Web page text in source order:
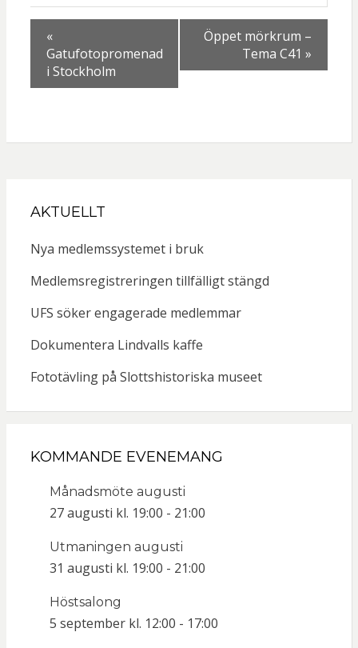
«
Gatufotopromenad
i Stockholm
Öppet mörkrum –
Tema C41 »
AKTUELLT
Nya medlemssystemet i bruk
Medlemsregistreringen tillfälligt stängd
UFS söker engagerade medlemmar
Dokumentera Lindvalls kaffe
Fototävling på Slottshistoriska museet
KOMMANDE EVENEMANG
Månadsmöte augusti
27 augusti kl. 19:00 - 21:00
Utmaningen augusti
31 augusti kl. 19:00 - 21:00
Höstsalong
5 september kl. 12:00 - 17:00